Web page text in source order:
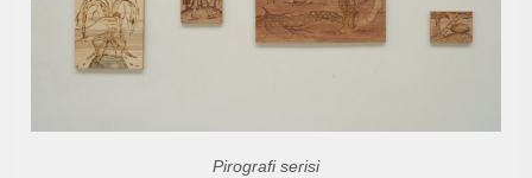
Pirografi serisi